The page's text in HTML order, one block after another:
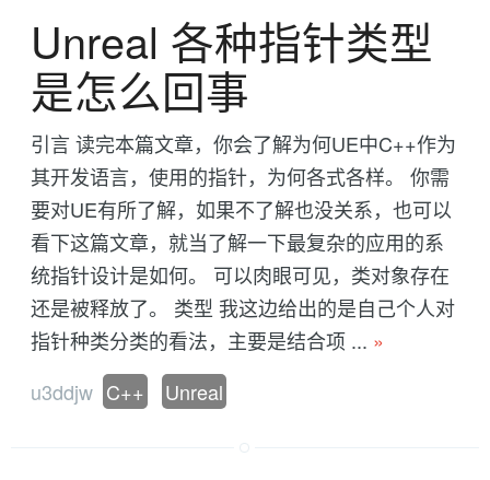
Unreal 各种指针类型
是怎么回事
引言 读完本篇文章，你会了解为何UE中C++作为
其开发语言，使用的指针，为何各式各样。 你需
要对UE有所了解，如果不了解也没关系，也可以
看下这篇文章，就当了解一下最复杂的应用的系
统指针设计是如何。 可以肉眼可见，类对象存在
还是被释放了。 类型 我这边给出的是自己个人对
指针种类分类的看法，主要是结合项 ... »
u3ddjw C++ Unreal